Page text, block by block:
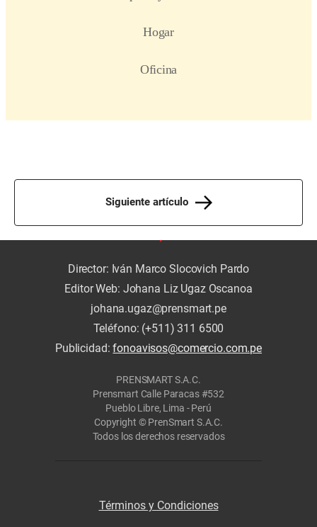
Siguiente artículo
Director: Iván Marco Slocovich Pardo
Editor Web: Johana Liz Ugaz Oscanoa
johana.ugaz@prensmart.pe
Teléfono: (+511) 311 6500
Publicidad:fonoavisos@comercio.com.pe
PRENSMART S.A.C.
Prensmart Calle Paracas #532
Pueblo Libre, Lima - Perú
Copyright © PrenSmart S.A.C.
Todos los derechos reservados
Términos y Condiciones